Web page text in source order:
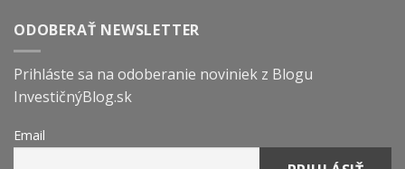
ODOBERAŤ NEWSLETTER
Prihláste sa na odoberanie noviniek z Blogu
InvestičnýBlog.sk
Email